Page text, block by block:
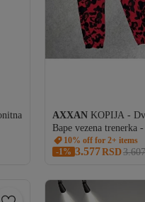
AXXAN KOPIJA -
Bape vezena trenerka
357 RSD kupon
10% off for 2+ items
Besplatna dostava
-1% 3.577RSD3.607